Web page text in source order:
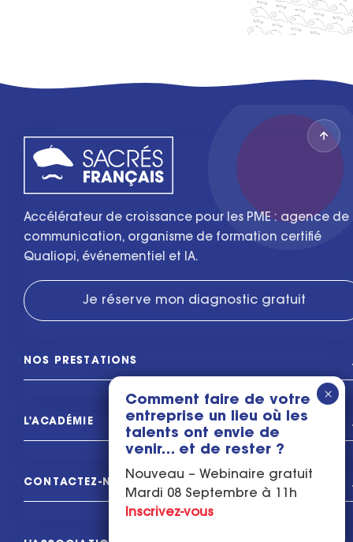
Accélérateur de croissance pour les PME : agence de
communication, organisme de formation certifié
Qualiopi, événementiel et IA.
Je réserve mon diagnostic gratuit
NOS PRESTATIONS
L'ACADÉMIE
CONTACTEZ-NOUS
Comment faire de votre
entreprise un lieu où les
talents ont envie de
venir… et de rester ?
Nouveau – Webinaire gratuit
Mardi 08 Septembre à 11h
Inscrivez-vous